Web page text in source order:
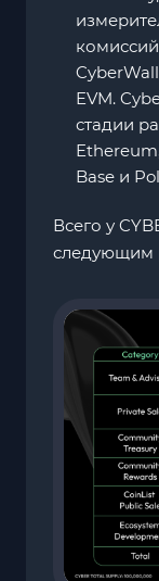
комиссий
EVM.
стадии
Base и
Всего у
следующим